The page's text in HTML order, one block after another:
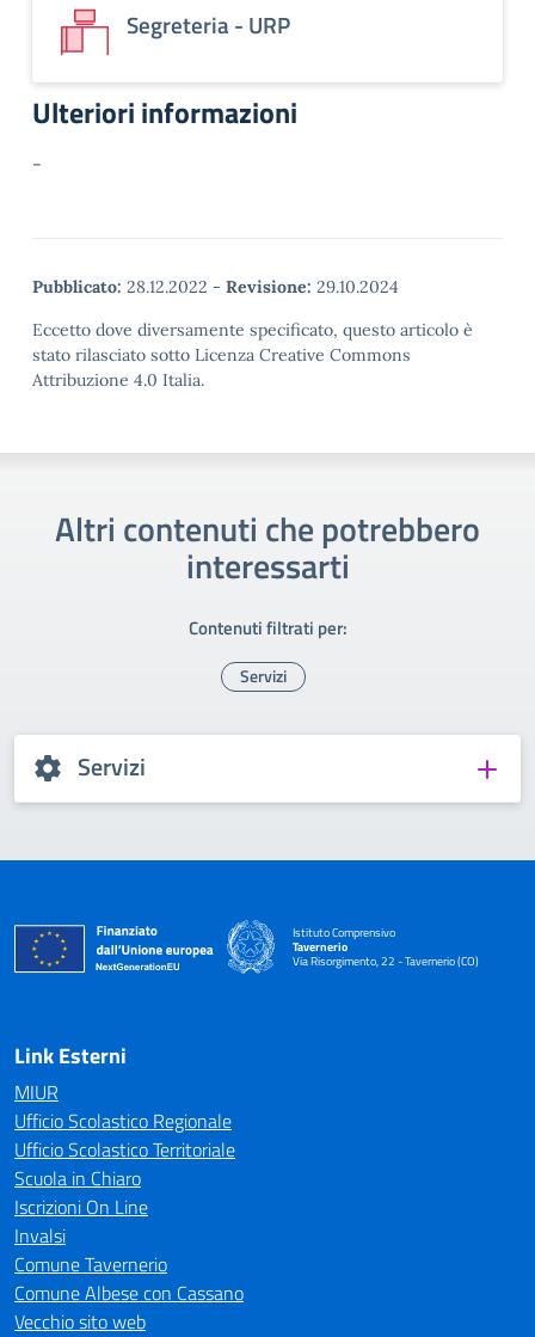
Segreteria - URP
Ulteriori informazioni
-
Pubblicato: 28.12.2022 - Revisione: 29.10.2024
Eccetto dove diversamente specificato, questo articolo è
stato rilasciato sotto Licenza Creative Commons
Attribuzione 4.0 Italia.
Altri contenuti che potrebbero
interessarti
Contenuti filtrati per:
Servizi
Servizi
Istituto Comprensivo
Tavernerio
Via Risorgimento, 22 - Tavernerio (CO)
— Visita la pagina iniziale della scuola
Link Esterni
MIUR
Ufficio Scolastico Regionale
Ufficio Scolastico Territoriale
Scuola in Chiaro
Iscrizioni On Line
Invalsi
Comune Tavernerio
Comune Albese con Cassano
Vecchio sito web